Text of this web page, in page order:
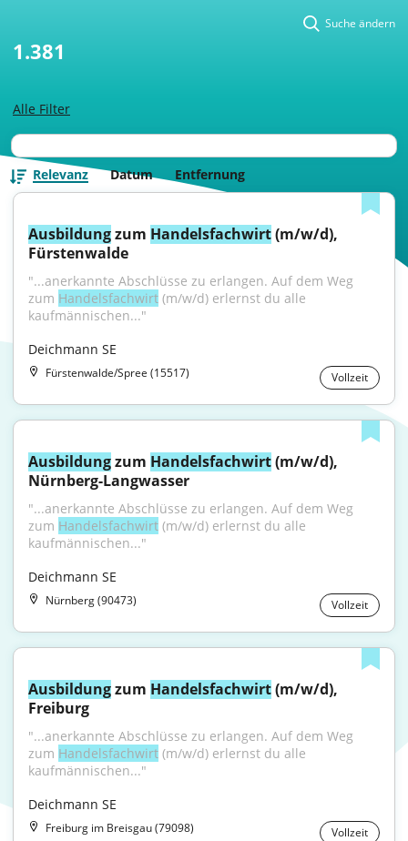
Alle Filter
Suche ändern
1.381
Relevanz Datum Entfernung
Ausbildung zum Handelsfachwirt (m/w/d),
Fürstenwalde
"...anerkannte Abschlüsse zu erlangen. Auf dem Weg
zum Handelsfachwirt (m/w/d) erlernst du alle
kaufmännischen..."
Deichmann SE
Fürstenwalde/Spree (15517) Vollzeit
Ausbildung zum Handelsfachwirt (m/w/d),
Nürnberg-Langwasser
"...anerkannte Abschlüsse zu erlangen. Auf dem Weg
zum Handelsfachwirt (m/w/d) erlernst du alle
kaufmännischen..."
Deichmann SE
Nürnberg (90473) Vollzeit
Ausbildung zum Handelsfachwirt (m/w/d),
Freiburg
"...anerkannte Abschlüsse zu erlangen. Auf dem Weg
zum Handelsfachwirt (m/w/d) erlernst du alle
kaufmännischen..."
Deichmann SE
Freiburg im Breisgau (79098) Vollzeit